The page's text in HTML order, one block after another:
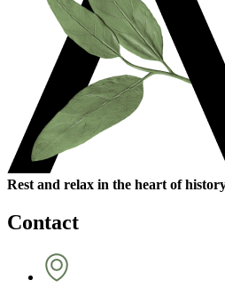
Rest and relax in the heart of
Contact